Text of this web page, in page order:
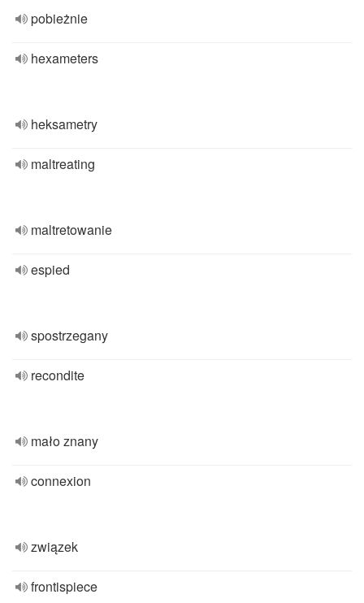
pobieżnie
hexameters
heksametry
maltreating
maltretowanie
espied
spostrzegany
recondite
mało znany
connexion
związek
frontispiece